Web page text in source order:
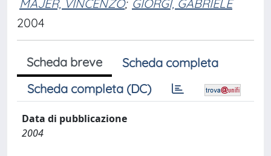
MAJER, VINCENZO; GIORGI, GABRIELE
2004
Scheda breve
Scheda completa
Scheda completa (DC)
Data di pubblicazione
2004